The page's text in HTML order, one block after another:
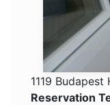
1119
Reservation